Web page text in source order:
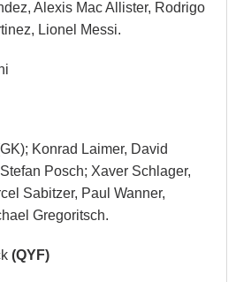
Alexis Mac Allister, Rodrigo
Lionel Messi.
Konrad Laimer, David
Posch; Xaver Schlager,
Sabitzer, Paul Wanner,
Gregoritsch.
(QYF)